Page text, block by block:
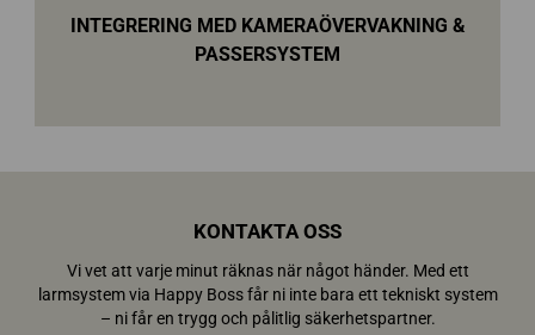
INTEGRERING MED KAMERAÖVERVAKNING &
PASSERSYSTEM
KONTAKTA OSS
Vi vet att varje minut räknas när något händer. Med ett
larmsystem via Happy Boss får ni inte bara ett tekniskt system
– ni får en trygg och pålitlig säkerhetspartner.